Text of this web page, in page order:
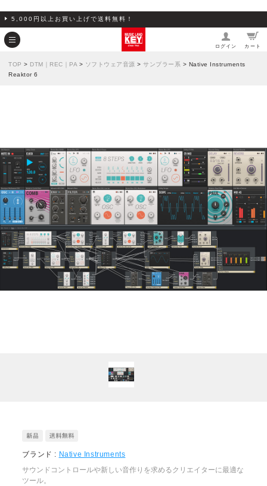
5,000円以上お買い上げで送料無料！
ログイン カート
TOP > DTM｜REC｜PA > ソフトウェア音源 > サンプラー系 > Native Instruments
Reaktor 6
ブランド : Native Instruments
サウンドコントロールや新しい音作りを求めるクリエイターに最適な
ツール。